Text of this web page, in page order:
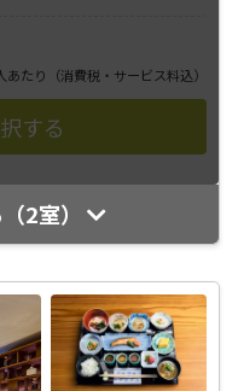
あたり （消費税・サービス料込）
2室）